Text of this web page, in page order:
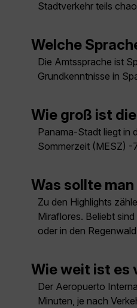
Stadtverkehr teils
Welche
Die Amtssprache ist
Grundkenntnisse in
Wie groß ist
Panama-Stadt liegt in
Sommerzeit (MESZ) -
Was sollte
Zu den Highlights
Miraflores. Beliebt
oder in den
Wie weit ist es
Der Aeropuerto
Minuten, je nach